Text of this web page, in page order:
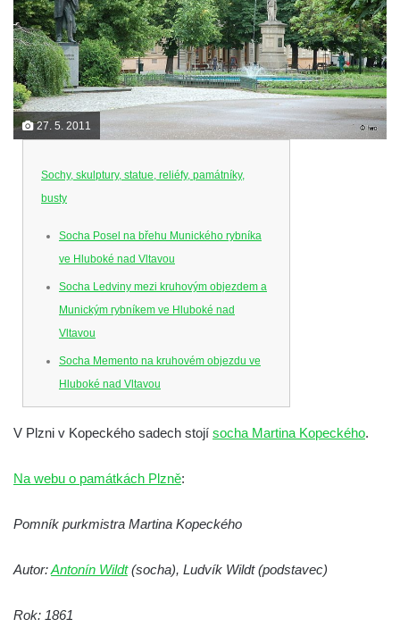
27. 5. 2011
Sochy, skulptury, statue, reliéfy, památníky,
busty
Socha Posel na břehu Munického rybníka
ve Hluboké nad Vltavou
Socha Ledviny mezi kruhovým objezdem a
Munickým rybníkem ve Hluboké nad
Vltavou
Socha Memento na kruhovém objezdu ve
Hluboké nad Vltavou
Socha Smilodon v ZOO Hluboká
Socha Plejtvák obrovský v ZOO Hluboká
Socha Mamutí lebka v ZOO Hluboká
V Plzni v Kopeckého sadech stojí socha Martina Kopeckého.
Na webu o památkách Plzně:
Pomník purkmistra Martina Kopeckého
Autor:Antonín Wildt(socha), Ludvík Wildt (podstavec)
Rok: 1861